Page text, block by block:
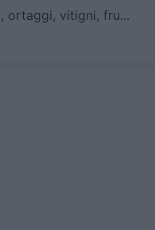
ortaggi, vitigni, fru...